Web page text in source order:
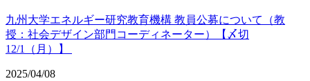
九州大学エネルギー研究教育機構 教員公募について（教
授：社会デザイン部門コーディネーター）【〆切
12/1（月）】
2025/04/08